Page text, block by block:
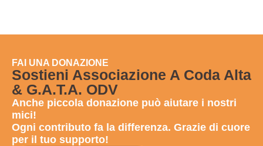
FAI UNA DONAZIONE
Sostieni Associazione A Coda Alta
& G.A.T.A. ODV
Anche piccola donazione può aiutare i nostri
mici!
Ogni contributo fa la differenza. Grazie di cuore
per il tuo supporto!